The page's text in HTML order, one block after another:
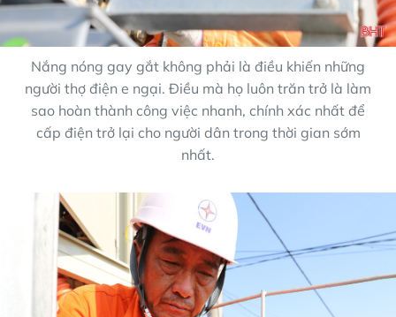
Nắng nóng gay gắt không phải là điều khiến những
người thợ điện e ngại. Điều mà họ luôn trăn trở là làm
sao hoàn thành công việc nhanh, chính xác nhất để
cấp điện trở lại cho người dân trong thời gian sớm
nhất.